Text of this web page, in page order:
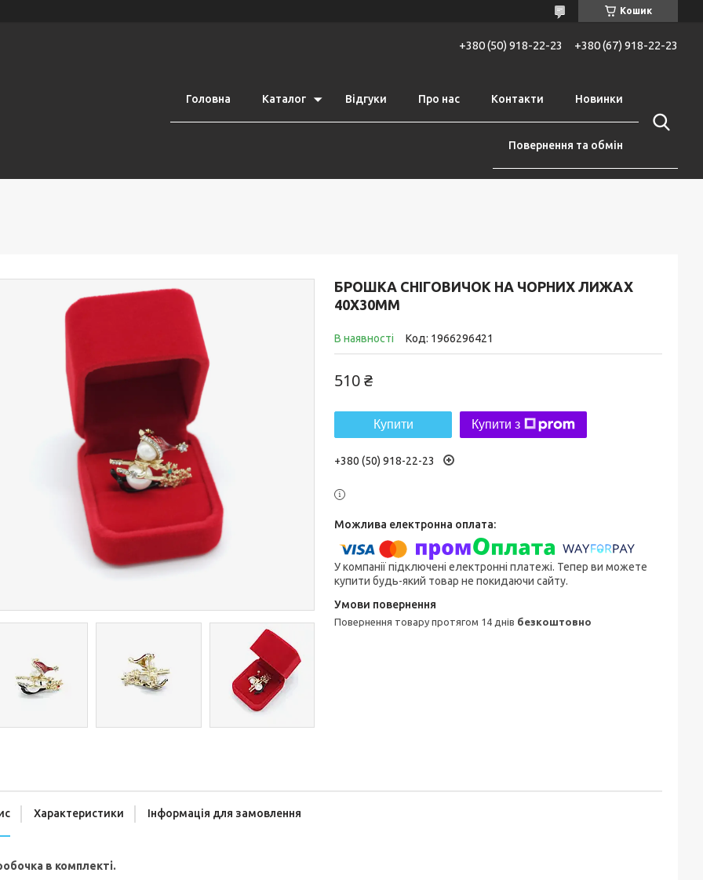
Кошик
+380 (50) 918-22-23 +380 (67) 918-22-23
Головна Каталог Відгуки Про нас Контакти Новинки
Повернення та обмін
БРОШКА СНІГОВИЧОК НА ЧОРНИХ ЛИЖАХ
40Х30ММ
В наявності Код: 1966296421
510 ₴
Купити Купити з
+380 (50) 918-22-23
У компанії підключені електронні платежі. Тепер ви можете
купити будь-який товар не покидаючи сайту.
повернення товару протягом 14 днів безкоштовно
Характеристики Інформація для замовлення
в комплекті.